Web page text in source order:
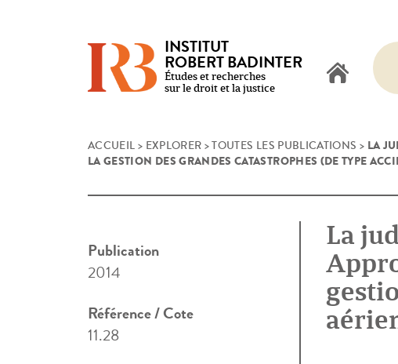
INSTITUT
ROBERT BADINTER
Études et recherches
sur le droit et la justice
ACCUEIL > EXPLORER >TOUTES LES PUBLICATIONS > LA
LA GESTION DES GRANDES CATASTROPHES (DE TYPE
La
Publication
2014
Référence / Cote
11.28